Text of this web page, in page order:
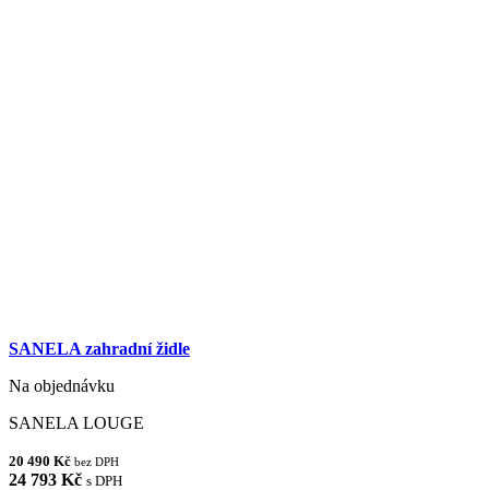
SANELA zahradní židle
Na objednávku
SANELA LOUGE
20 490 Kč bez DPH
24 793 Kč s DPH